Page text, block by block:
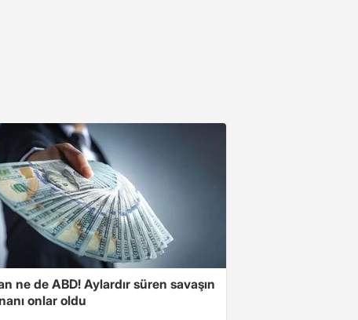
ne de ABD! Aylardır süren savaşın
onlar oldu